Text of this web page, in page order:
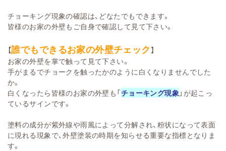
チョーキング現象の確認は、どなたでもできます。
皆様のお家の外壁もご自身で確認して見て下さい。
【誰でもできるお家の外壁チェック】
お家の外壁を掌で触って見て下さい。
手がまるでチョークを触ったかのように白くなりませんでした
か。
白くなったら皆様のお家の外壁も「チョーキング現象 」が起こっ
ているサインです。
塗料の成分が紫外線や雨風によって分解され、粉状になって表面
に現れる現象で、外壁塗装の時期を知らせる重要な指標となりま
す。